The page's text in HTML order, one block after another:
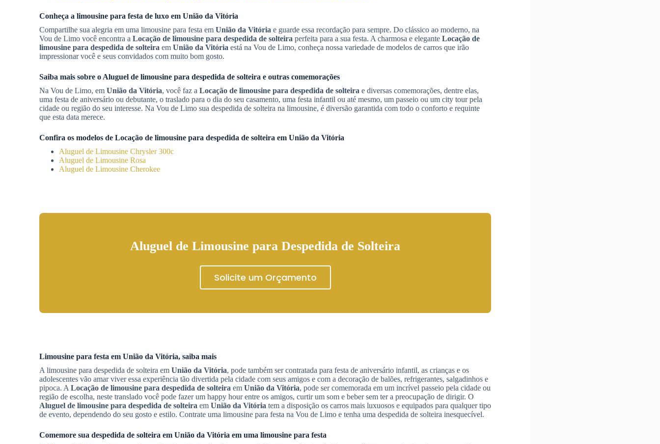
Conheça a limousine para festa de luxo em União da Vitória
Compartilhe sua alegria em uma limousine para festa em União da Vitória e guarde essa recordação para sempre. Do clássico ao moderno, na
Vou de Limo você encontra a Locação de limousine para despedida de solteira perfeita para a sua festa. A charmosa e elegante Locação de
limousine para despedida de solteira em União da Vitória está na Vou de Limo, conheça nossa variedade de modelos de carros que irão
impressionar você e seus convidados com muito bom gosto.
Saiba mais sobre o Aluguel de limousine para despedida de solteira e outras comemorações
Na Vou de Limo, em União da Vitória, você faz a Locação de limousine para despedida de solteira e diversas comemorações, dentre elas,
uma festa de aniversário ou debutante, o traslado para o dia do seu casamento, uma festa infantil ou até mesmo, um passeio ou um city tour pela
cidade ou região do seu interesse. Na Vou de Limo sua despedida de solteira na limousine, é diversão garantida com todo o conforto e requinte
que esta data merece.
Confira os modelos de Locação de limousine para despedida de solteira em União da Vitória
Aluguel de Limousine Chrysler 300c
Aluguel de Limousine Rosa
Aluguel de Limousine Cherokee
Aluguel de Limousine para Despedida de Solteira
Solicite um Orçamento
Limousine para festa em União da Vitória, saiba mais
A limousine para despedida de solteira em União da Vitória, pode também ser contratada para festa de aniversário infantil, as crianças e os
adolescentes vão amar viver essa experiência tão divertida pela cidade com seus amigos e com a decoração de balões, refrigerantes, salgadinhos e
pipoca. A Locação de limousine para despedida de solteira em União da Vitória, pode ser comemorada em um incrível passeio pela cidade ou
região de escolha, neste translado você pode fazer um happy hour entre os amigos, curtir um som e beber sem ter a preocupação de dirigir. O
Aluguel de limousine para despedida de solteira em União da Vitória tem a disposição os carros mais luxuosos e equipados para qualquer tipo
de evento, dependendo do seu gosto e estilo. Contrate uma limousine para festa na Vou de Limo e tenha uma despedida de solteira inesquecível.
Comemore sua despedida de solteira em União da Vitória em uma limousine para festa